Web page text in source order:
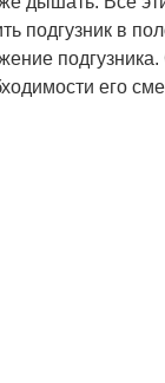
подгузник в
его